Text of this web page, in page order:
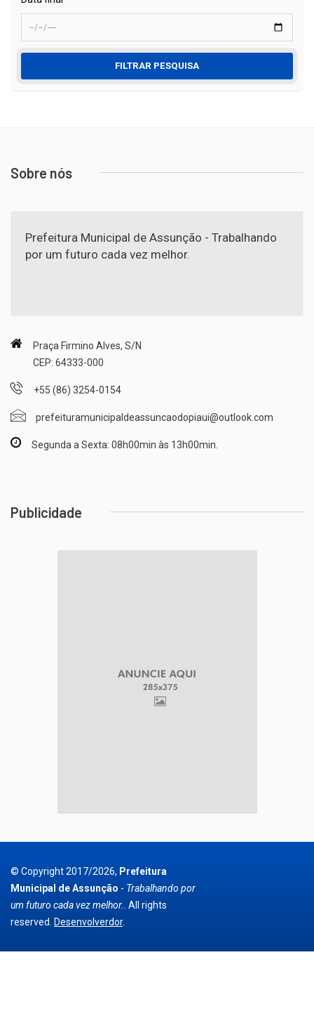
FILTRAR PESQUISA
Sobre nós
Prefeitura Municipal de Assunção - Trabalhando
por um futuro cada vez melhor.
Praça Firmino Alves, S/N
CEP: 64333-000
+55 (86) 3254-0154
prefeituramunicipaldeassuncaodopiaui@outlook.com
Segunda a Sexta: 08h00min às 13h00min.
Publicidade
© Copyright 2017/2026, Prefeitura
Municipal de Assunção - Trabalhando por
um futuro cada vez melhor. . All rights
reserved.
Desenvolverdor.